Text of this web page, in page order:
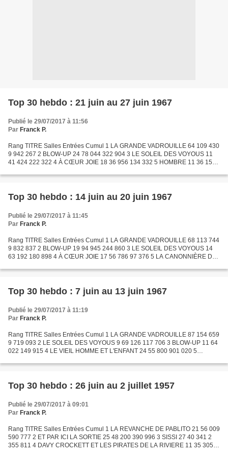
Top 30 hebdo : 21 juin au 27 juin 1967
Publié le 29/07/2017 à 11:56
Par Franck P.
Rang TITRE Salles Entrées Cumul 1 LA GRANDE VADROUILLE 64 109 430
9 942 267 2 BLOW-UP 24 78 044 322 904 3 LE SOLEIL DES VOYOUS 11
41 424 222 322 4 À CŒUR JOIE 18 36 956 134 332 5 HOMBRE 11 36 159
Top 30 hebdo : 14 juin au 20 juin 1967
Publié le 29/07/2017 à 11:45
Par Franck P.
Rang TITRE Salles Entrées Cumul 1 LA GRANDE VADROUILLE 68 113 744
9 832 837 2 BLOW-UP 19 94 945 244 860 3 LE SOLEIL DES VOYOUS 14
63 192 180 898 4 À CŒUR JOIE 17 56 786 97 376 5 LA CANONNIÈRE DU
Top 30 hebdo : 7 juin au 13 juin 1967
Publié le 29/07/2017 à 11:19
Par Franck P.
Rang TITRE Salles Entrées Cumul 1 LA GRANDE VADROUILLE 87 154 659
9 719 093 2 LE SOLEIL DES VOYOUS 9 69 126 117 706 3 BLOW-UP 11 64
022 149 915 4 LE VIEIL HOMME ET L'ENFANT 24 55 800 901 020 5
Top 30 hebdo : 26 juin au 2 juillet 1957
Publié le 29/07/2017 à 09:01
Par Franck P.
Rang TITRE Salles Entrées Cumul 1 LA REVANCHE DE PABLITO 21 56 009
590 777 2 ET PAR ICI LA SORTIE 25 48 200 390 996 3 SISSI 27 40 341 2
355 811 4 DAVY CROCKETT ET LES PIRATES DE LA RIVIERE 11 35 305 1